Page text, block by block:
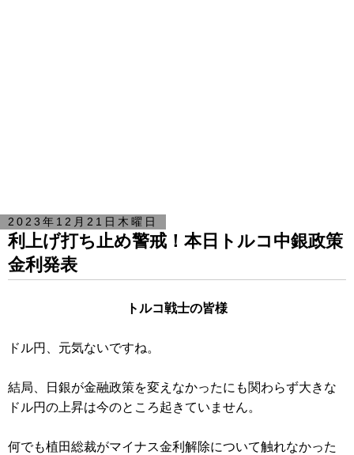
2023年12月21日木曜日
利上げ打ち止め警戒！本日トルコ中銀政策
金利発表
トルコ戦士の皆様
ドル円、元気ないですね。
結局、日銀が金融政策を変えなかったにも関わらず大きな
ドル円の上昇は今のところ起きていません。
何でも植田総裁がマイナス金利解除について触れなかった